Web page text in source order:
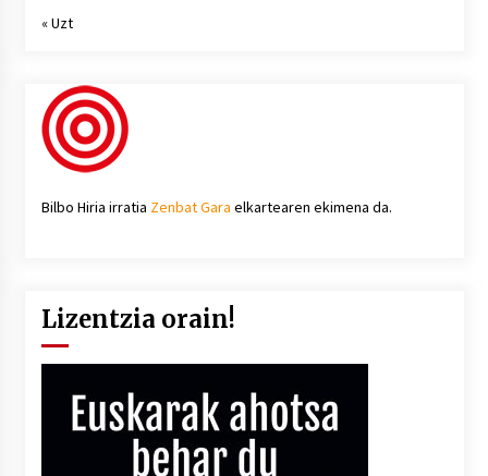
« Uzt
Bilbo Hiria irratia Zenbat Gara elkartearen ekimena da.
Lizentzia orain!